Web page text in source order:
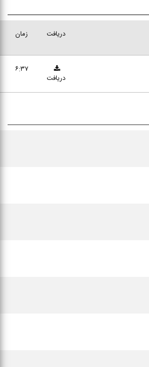
زمان دریافت
۶:۳۷
دریافت